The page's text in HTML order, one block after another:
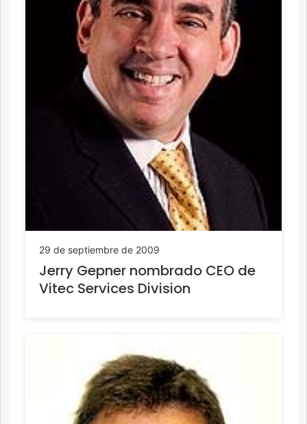
29 de septiembre de 2009
Jerry Gepner nombrado CEO de
Vitec Services Division